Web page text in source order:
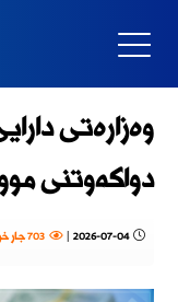
وەزارەتی
دواکەوتنی
2026-07-04
| 703 جار خوێندراوەتەوە